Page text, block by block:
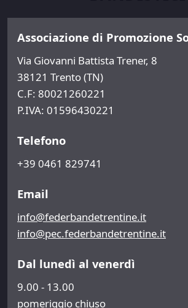
Associazione di Promozione
Via Giovanni Battista Trener, 8
38121 Trento (TN)
C.F: 80021260221
P.IVA: 01596430221
Telefono
+39 0461 829741
Email
info@federbandetrentine.it
info@pec.federbandetrentine.it
Dal lunedì al venerdì
9.00 - 13.00
pomeriggio chiuso